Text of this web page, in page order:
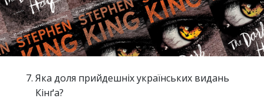
Яка доля прийдешніх українських видань
Кінґа?